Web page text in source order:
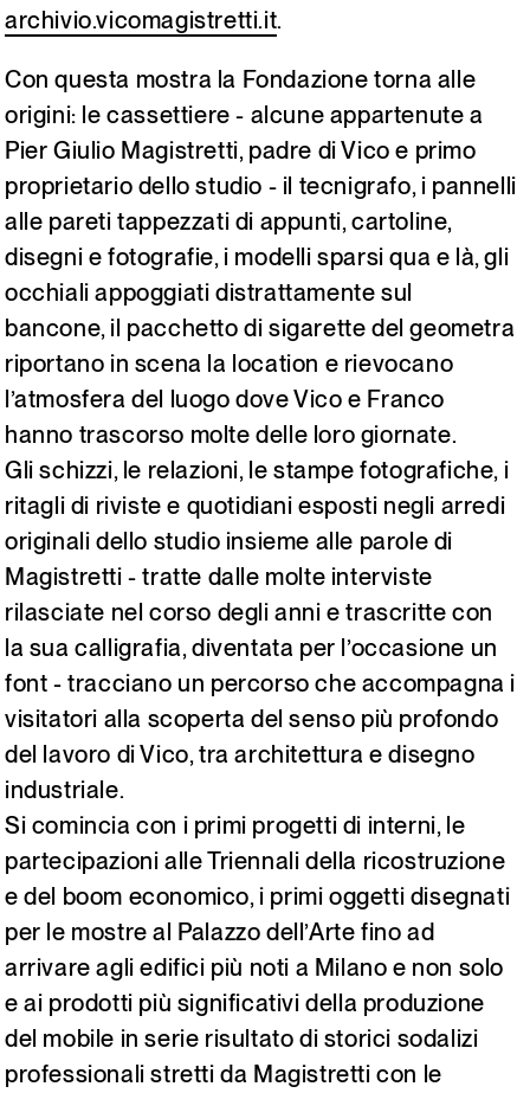
archivio.vicomagistretti.it.
Con questa mostra la Fondazione torna alle
origini: le cassettiere - alcune appartenute a
Pier Giulio Magistretti, padre di Vico e primo
proprietario dello studio - il tecnigrafo, i pannelli
alle pareti tappezzati di appunti, cartoline,
disegni e fotografie, i modelli sparsi qua e là, gli
occhiali appoggiati distrattamente sul
bancone, il pacchetto di sigarette del geometra
riportano in scena la location e rievocano
l’atmosfera del luogo dove Vico e Franco
hanno trascorso molte delle loro giornate.
Gli schizzi, le relazioni, le stampe fotografiche, i
ritagli di riviste e quotidiani esposti negli arredi
originali dello studio insieme alle parole di
Magistretti - tratte dalle molte interviste
rilasciate nel corso degli anni e trascritte con
la sua calligrafia, diventata per l’occasione un
font - tracciano un percorso che accompagna i
visitatori alla scoperta del senso più profondo
del lavoro di Vico, tra architettura e disegno
industriale.
Si comincia con i primi progetti di interni, le
partecipazioni alle Triennali della ricostruzione
e del boom economico, i primi oggetti disegnati
per le mostre al Palazzo dell’Arte fino ad
arrivare agli edifici più noti a Milano e non solo
e ai prodotti più significativi della produzione
del mobile in serie risultato di storici sodalizi
professionali stretti da Magistretti con le